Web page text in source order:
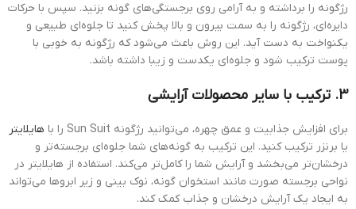
رژگونه را برداشته و به آرامی روی برجستگی‌های گونه بزنید. سپس با حرکات
دایره‌ای، رژگونه را به سمت بیرون و بالا پخش کنید تا جلوه‌ای طبیعی و
یکنواخت به دست آید. این روش باعث می‌شود که رژگونه به خوبی با
پوست ترکیب شود و جلوه‌ای یکدست و زیبا داشته باشد.
3. ترکیب با سایر محصولات آرایشی
برای افزایش جذابیت و عمق چهره، می‌توانید رژگونه Sun Suit را با
هایلایتر
یا برنزر ترکیب کنید. این ترکیب به گونه‌های شما جلوه‌ای برجسته‌تر و
درخشان‌تر می‌بخشد و آرایش شما را کامل‌تر می‌کند. استفاده از هایلایتر در
نواحی برجسته صورت مانند استخوان گونه، نوک بینی و زیر ابروها می‌تواند
به ایجاد یک آرایش درخشان و جذاب کمک کند.